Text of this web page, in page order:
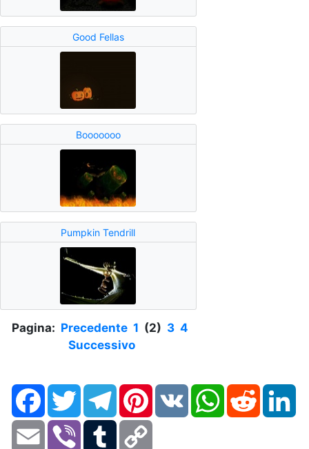
Good Fellas
Booooooo
Pumpkin Tendrill
Pagina: Precedente 1 (2) 3 4
Successivo
FacebookTwitter TelegramPinterestVK WhatsAppReddit
Email Viber Tumblr